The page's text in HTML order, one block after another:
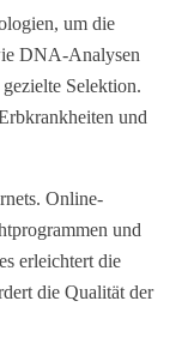
um die
DNA-Analysen
Selektion.
und
Online-
und
erleichtert die
die Qualität der